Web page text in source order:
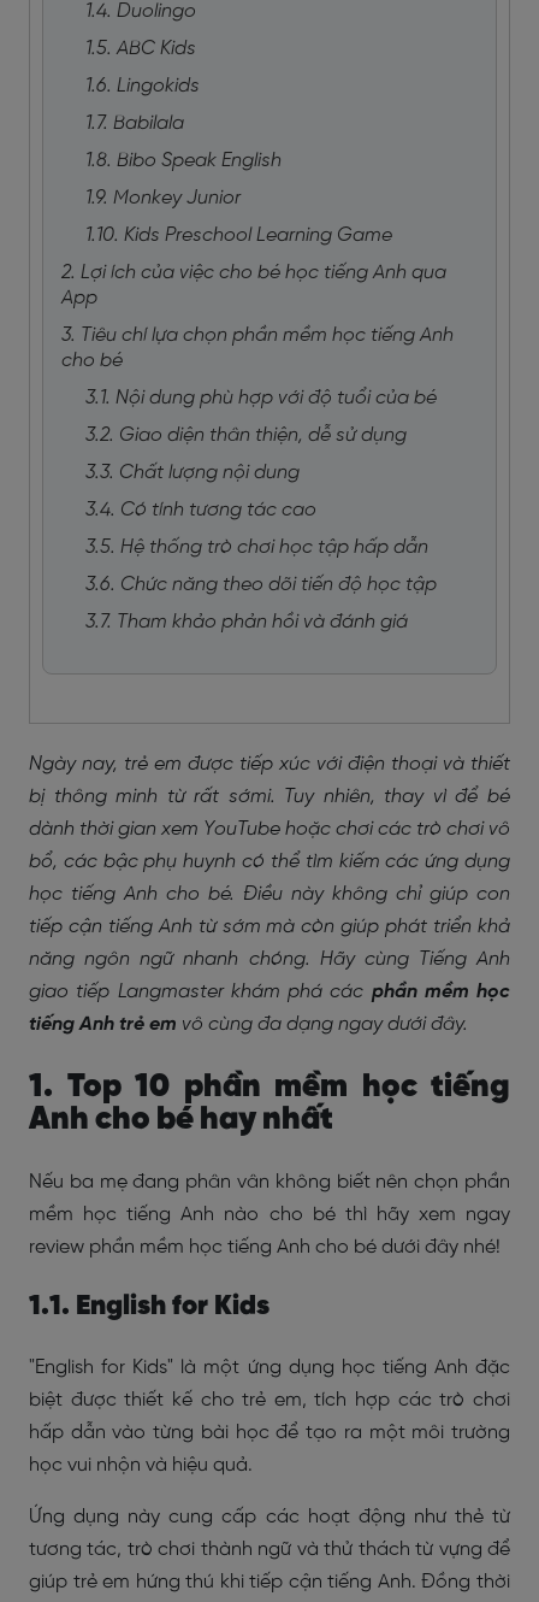
1.4. Duolingo
1.5. ABC Kids
1.6. Lingokids
1.7. Babilala
1.8. Bibo Speak English
1.9. Monkey Junior
1.10. Kids Preschool Learning Game
2. Lợi ích của việc cho bé học tiếng Anh qua
App
3. Tiêu chí lựa chọn phần mềm học tiếng Anh
cho bé
3.1. Nội dung phù hợp với độ tuổi của bé
3.2. Giao diện thân thiện, dễ sử dụng
3.3. Chất lượng nội dung
3.4. Có tính tương tác cao
3.5. Hệ thống trò chơi học tập hấp dẫn
3.6. Chức năng theo dõi tiến độ học tập
3.7. Tham khảo phản hồi và đánh giá
Ngày nay, trẻ em được tiếp xúc với điện thoại và thiết
bị thông minh từ rất sớmi. Tuy nhiên, thay vì để bé
dành thời gian xem YouTube hoặc chơi các trò chơi vô
bổ, các bậc phụ huynh có thể tìm kiếm các ứng dụng
học tiếng Anh cho bé. Điều này không chỉ giúp con
tiếp cận tiếng Anh từ sớm mà còn giúp phát triển khả
năng ngôn ngữ nhanh chóng. Hãy cùng Tiếng Anh
giao tiếp Langmaster khám phá các phần mềm học
tiếng Anh trẻ em vô cùng đa dạng ngay dưới đây.
1. Top 10 phần mềm học tiếng
Anh cho bé hay nhất
Nếu ba mẹ đang phân vân không biết nên chọn phần
mềm học tiếng Anh nào cho bé thì hãy xem ngay
review phần mềm học tiếng Anh cho bé dưới đây nhé!
1.1. English for Kids
"English for Kids" là một ứng dụng học tiếng Anh đặc
biệt được thiết kế cho trẻ em, tích hợp các trò chơi
hấp dẫn vào từng bài học để tạo ra một môi trường
học vui nhộn và hiệu quả.
Ứng dụng này cung cấp các hoạt động như thẻ từ
tương tác, trò chơi thành ngữ và thử thách từ vựng để
giúp trẻ em hứng thú khi tiếp cận tiếng Anh. Đồng thời